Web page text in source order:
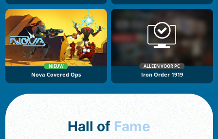
NIEUW
Nova Covered Ops
ALLEEN VOOR PC
Iron Order 1919
Hall of Fame